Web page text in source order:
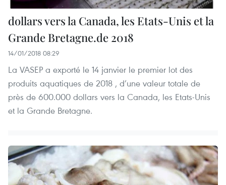
dollars vers la Canada, les Etats-Unis et la
Grande Bretagne.de 2018
14/01/2018 08:29
La VASEP a exporté le 14 janvier le premier lot des
produits aquatiques de 2018 , d’une valeur totale de
près de 600.000 dollars vers la Canada, les Etats-Unis
et la Grande Bretagne.